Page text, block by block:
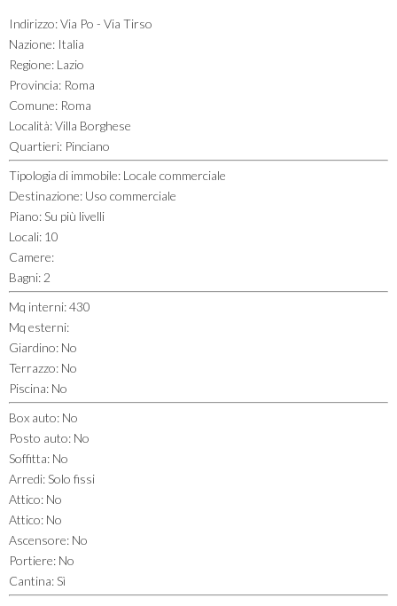
Indirizzo:Via Po - Via Tirso
Nazione: Italia
Regione: Lazio
Provincia: Roma
Comune: Roma
Località:Villa Borghese
Quartieri: Pinciano
Tipologia di immobile: Locale commerciale
Destinazione: Uso commerciale
Piano: Su più livelli
Locali: 10
Camere:
Bagni: 2
Mq interni:430
Mq esterni:
Giardino: No
Terrazzo: No
Piscina: No
Box auto: No
Posto auto: No
Soffitta: No
Arredi: Solo fissi
Attico: No
Attico: No
Ascensore: No
Portiere: No
Cantina: Sì